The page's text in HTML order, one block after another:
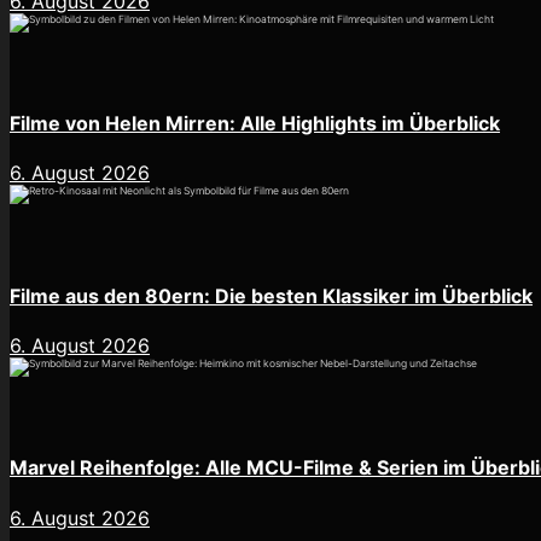
Filme von Helen Mirren: Alle Highlights im Überblick
6. August 2026
Filme aus den 80ern: Die besten Klassiker im Überblick
6. August 2026
Marvel Reihenfolge: Alle MCU-Filme & Serien im
6. August 2026